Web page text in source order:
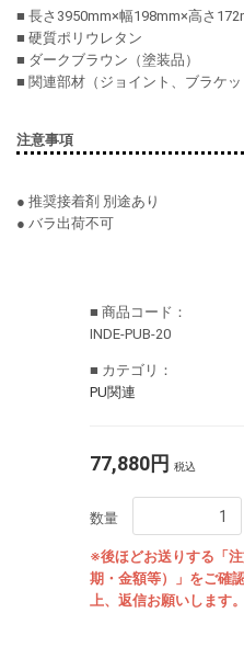
■ 長さ3950mm×幅198mm×高さ
■ 硬質ポリウレタン
■ ダークブラウン（塗装品）
■ 関連部材（ジョイント、ブラケッ
注意事項
● 推奨接着剤 別途あり
● バラ出荷不可
■ 商品コード：
INDE-PUB-20
■ カテゴリ：
PU関連
77,880円 税込
数量
※後ほどお送りする「
期・金額等）」をご確
上、返信お願いします。